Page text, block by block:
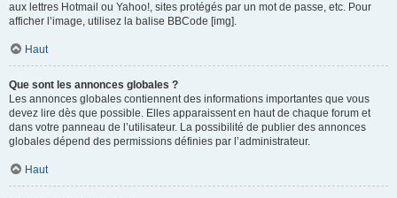
aux lettres Hotmail ou Yahoo!, sites protégés par un mot de passe, etc. Pour
afficher l’image, utilisez la balise BBCode [img].
Haut
Que sont les annonces globales ?
Les annonces globales contiennent des informations importantes que vous
devez lire dès que possible. Elles apparaissent en haut de chaque forum et
dans votre panneau de l’utilisateur. La possibilité de publier des annonces
globales dépend des permissions définies par l’administrateur.
Haut